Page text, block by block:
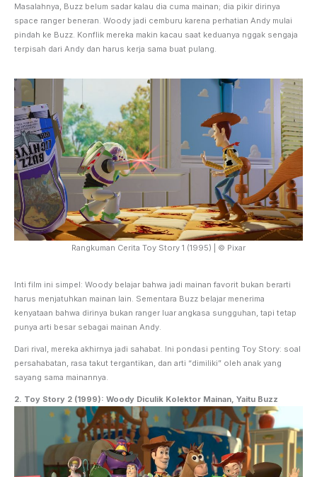
Masalahnya, Buzz belum sadar kalau dia cuma mainan; dia pikir dirinya
space ranger beneran. Woody jadi cemburu karena perhatian Andy mulai
pindah ke Buzz. Konflik mereka makin kacau saat keduanya nggak sengaja
terpisah dari Andy dan harus kerja sama buat pulang.
Rangkuman Cerita Toy Story 1 (1995) | © Pixar
Inti film ini simpel: Woody belajar bahwa jadi mainan favorit bukan berarti
harus menjatuhkan mainan lain. Sementara Buzz belajar menerima
kenyataan bahwa dirinya bukan ranger luar angkasa sungguhan, tapi tetap
punya arti besar sebagai mainan Andy.
Dari rival, mereka akhirnya jadi sahabat. Ini pondasi penting Toy Story: soal
persahabatan, rasa takut tergantikan, dan arti “dimiliki” oleh anak yang
sayang sama mainannya.
2. Toy Story 2 (1999): Woody Diculik Kolektor Mainan, Yaitu Buzz